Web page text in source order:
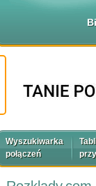
Wyszukiwarka
połączeń